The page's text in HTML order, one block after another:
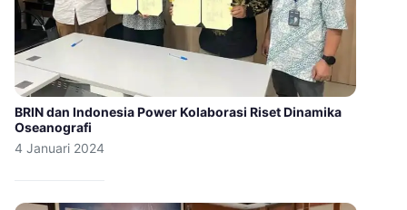
BRIN dan Indonesia Power Kolaborasi Riset Dinamika
Oseanografi
4 Januari 2024